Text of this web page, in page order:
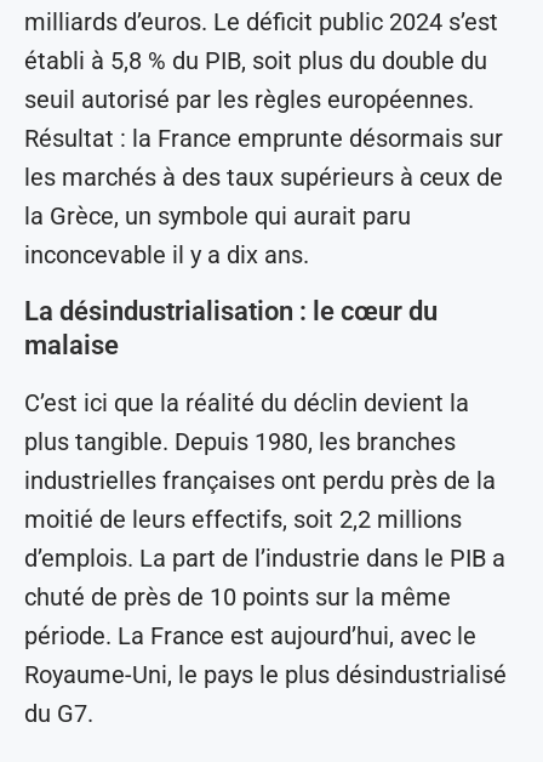
milliards d’euros. Le déficit public 2024 s’est
établi à 5,8 % du PIB, soit plus du double du
seuil autorisé par les règles européennes.
Résultat : la France emprunte désormais sur
les marchés à des taux supérieurs à ceux de
la Grèce, un symbole qui aurait paru
inconcevable il y a dix ans.
La désindustrialisation : le cœur du
malaise
C’est ici que la réalité du déclin devient la
plus tangible. Depuis 1980, les branches
industrielles françaises ont perdu près de la
moitié de leurs effectifs, soit 2,2 millions
d’emplois. La part de l’industrie dans le PIB a
chuté de près de 10 points sur la même
période. La France est aujourd’hui, avec le
Royaume-Uni, le pays le plus désindustrialisé
du G7.